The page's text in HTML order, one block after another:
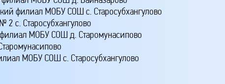
филиал МОБУ СОШ с. Старосубхангулово
с. Старосубхангулово
МОБУ СОШ д. Старомунасипово
МОБУ СОШ с. Старосубхангулово